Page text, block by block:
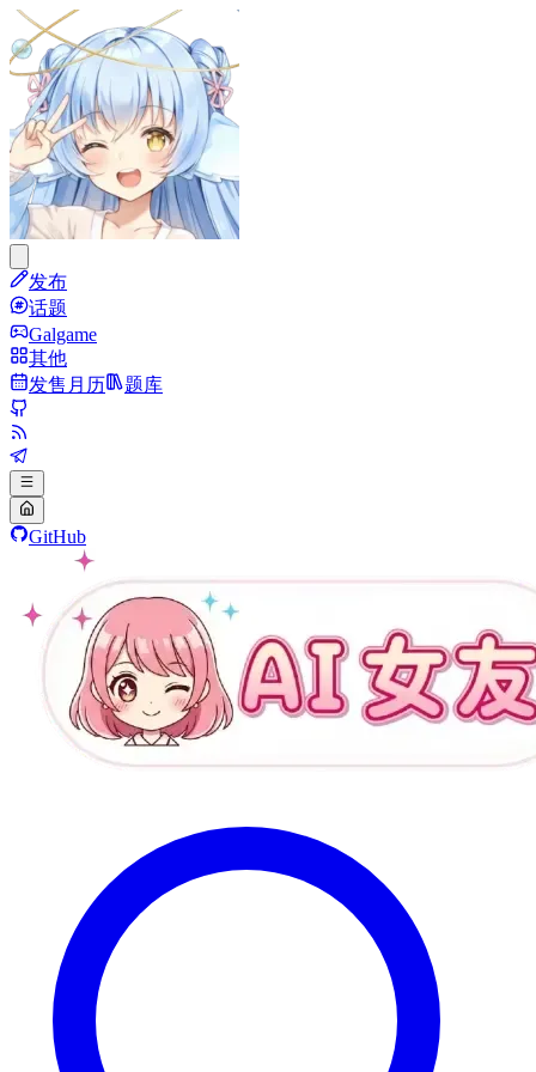
发布
话题
Galgame
其他
发售月历
题库
GitHub